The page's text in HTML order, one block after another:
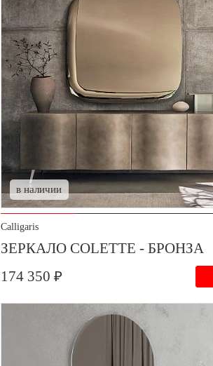
в наличии
Calligaris
ЗЕРКАЛО COLETTE - БРОНЗА
174 350 ₽